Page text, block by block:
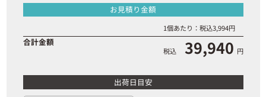
お見積り金額
1個あたり：税込3,994円
合計金額
税込 39,940 円
出荷日目安